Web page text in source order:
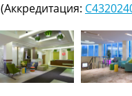
(Аккредитация: